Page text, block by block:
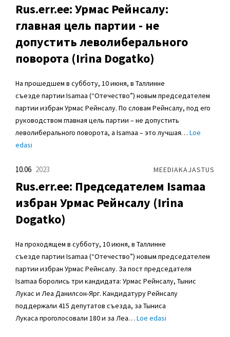
Rus.err.ee: Урмас Рейнсалу:
главная цель партии - не
допустить леволиберального
поворота (Irina Dogatko)
На прошедшем в субботу, 10 июня, в Таллинне
съезде партии Isamaa (“Отечество”) новым председателем
партии избран Урмас Рейнсалу. По словам Рейнсалу, под его
руководством главная цель партии – не допустить
леволиберального поворота, а Isamaa – это лучшая… Loe
edasi
MEEDIAKAJASTUS
10.06 2023
Rus.err.ee: Председателем Isamaa
избран Урмас Рейнсалу (Irina
Dogatko)
На проходящем в субботу, 10 июня, в Таллинне
съезде партии Isamaa (“Отечество”) новым председателем
партии избран Урмас Рейнсалу. За пост председателя
Isamaa боролись три кандидата: Урмас Рейнсалу, Тынис
Лукас и Леа Данилсон-Ярг. Кандидатуру Рейнсалу
поддержали 415 депутатов съезда, за Тыниса
Лукаса проголосовали 180 и за Леа… Loe edasi